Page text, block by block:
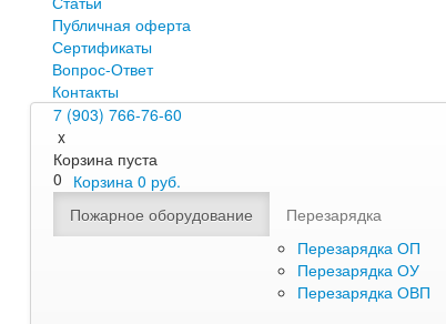
Публичная оферта
Сертификаты
Вопрос-Ответ
Контакты
7 (903) 766-76-60
x
Корзина пуста
0 Корзина 0 руб.
Пожарное оборудование
Перезарядка
Перезарядка ОП
Перезарядка ОУ
Перезарядка ОВП